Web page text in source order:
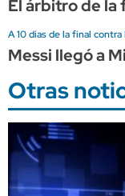
El árbitro de la
A 10 días de la final contra
Messi llegó a
Otras